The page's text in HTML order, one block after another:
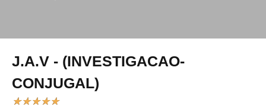
J.A.V - (INVESTIGACAO-
CONJUGAL)
★★★★★